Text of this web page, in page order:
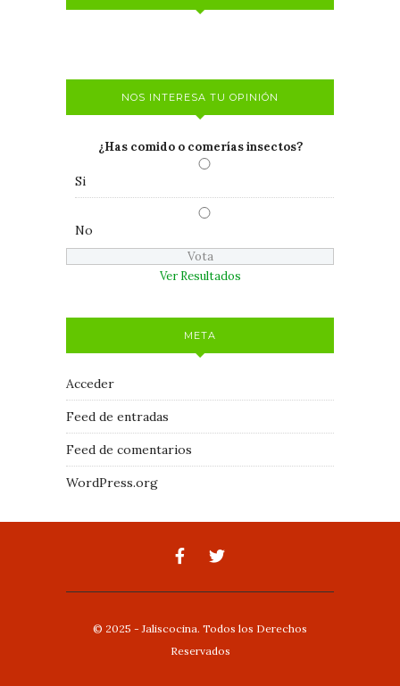
NOS INTERESA TU OPINIÓN
¿Has comido o comerías insectos?
Si
No
Ver Resultados
META
Acceder
Feed de entradas
Feed de comentarios
WordPress.org
© 2025 - Jaliscocina. Todos los Derechos
Reservados